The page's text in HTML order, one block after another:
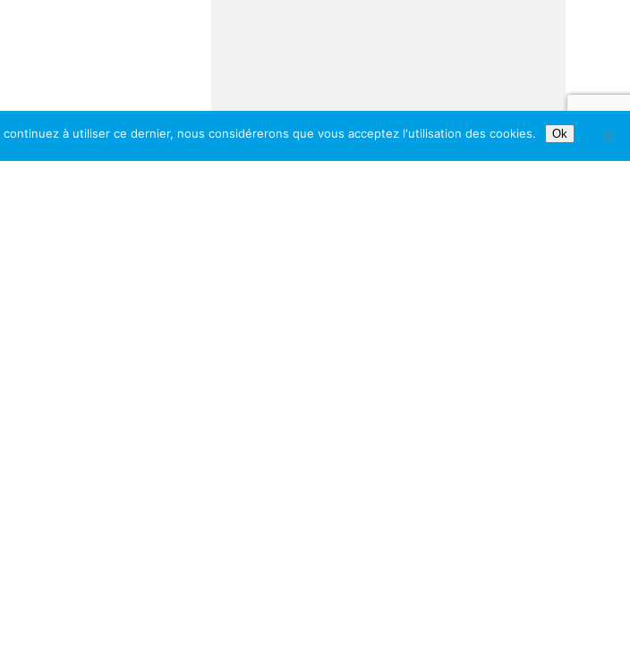
à utiliser ce dernier, nous considérerons que vous acceptez l'utilisation des cookies. Ok